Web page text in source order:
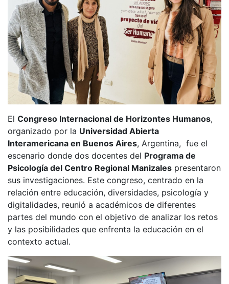
El Congreso Internacional de Horizontes Humanos,
organizado por la Universidad Abierta
Interamericana en Buenos Aires, Argentina, fue el
escenario donde dos docentes del Programa de
Psicología del Centro Regional Manizales presentaron
sus investigaciones. Este congreso, centrado en la
relación entre educación, diversidades, psicología y
digitalidades, reunió a académicos de diferentes
partes del mundo con el objetivo de analizar los retos
y las posibilidades que enfrenta la educación en el
contexto actual.